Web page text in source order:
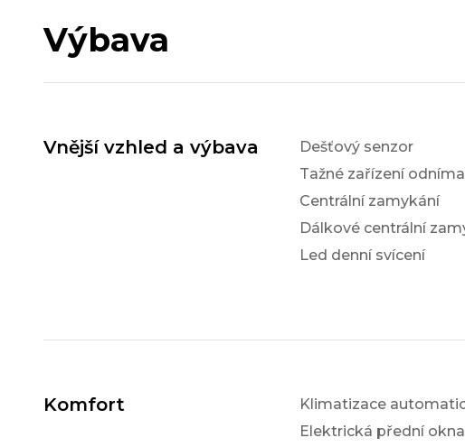
Výbava
Vnější vzhled a výbava
Dešťový senzor
Tažné zařízení
Centrální zamykání
Dálkové centrální
Led denní svícení
Komfort
Klimatizace
Elektrická přední okna